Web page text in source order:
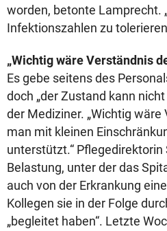
worden, betonte Lamprecht.
Infektionszahlen zu
„Wichtig wäre Verständnis
Es gebe seitens des
doch „der Zustand kann
der Mediziner. „Wichtig
man mit kleinen
unterstützt.“
Belastung, unter der das
auch von der Erkrankung
Kollegen sie in der Folge
„begleitet haben“. Letzte